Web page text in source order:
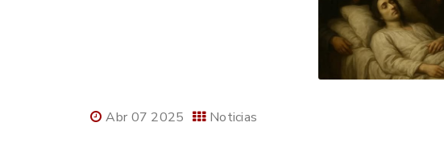
Abr 07 2025 Noticias